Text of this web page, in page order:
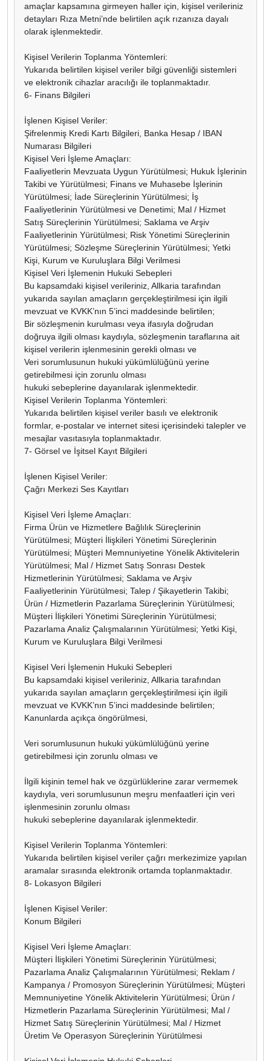
amaçlar kapsamına girmeyen haller için, kişisel verileriniz
detayları Rıza Metni’nde belirtilen açık rızanıza dayalı
olarak işlenmektedir.
Kişisel Verilerin Toplanma Yöntemleri:
Yukarıda belirtilen kişisel veriler bilgi güvenliği sistemleri
ve elektronik cihazlar aracılığı ile toplanmaktadır.
6- Finans Bilgileri
İşlenen Kişisel Veriler:
Şifrelenmiş Kredi Kartı Bilgileri, Banka Hesap / IBAN
Numarası Bilgileri
Kişisel Veri İşleme Amaçları:
Faaliyetlerin Mevzuata Uygun Yürütülmesi; Hukuk İşlerinin
Takibi ve Yürütülmesi; Finans ve Muhasebe İşlerinin
Yürütülmesi; İade Süreçlerinin Yürütülmesi; İş
Faaliyetlerinin Yürütülmesi ve Denetimi; Mal / Hizmet
Satış Süreçlerinin Yürütülmesi; Saklama ve Arşiv
Faaliyetlerinin Yürütülmesi; Risk Yönetimi Süreçlerinin
Yürütülmesi; Sözleşme Süreçlerinin Yürütülmesi; Yetki
Kişi, Kurum ve Kuruluşlara Bilgi Verilmesi
Kişisel Veri İşlemenin Hukuki Sebepleri
Bu kapsamdaki kişisel verileriniz, Allkaria tarafından
yukarıda sayılan amaçların gerçekleştirilmesi için ilgili
mevzuat ve KVKK’nın 5’inci maddesinde belirtilen;
Bir sözleşmenin kurulması veya ifasıyla doğrudan
doğruya ilgili olması kaydıyla, sözleşmenin taraflarına ait
kişisel verilerin işlenmesinin gerekli olması ve
Veri sorumlusunun hukuki yükümlülüğünü yerine
getirebilmesi için zorunlu olması
hukuki sebeplerine dayanılarak işlenmektedir.
Kişisel Verilerin Toplanma Yöntemleri:
Yukarıda belirtilen kişisel veriler basılı ve elektronik
formlar, e-postalar ve internet sitesi içerisindeki talepler ve
mesajlar vasıtasıyla toplanmaktadır.
7- Görsel ve İşitsel Kayıt Bilgileri
İşlenen Kişisel Veriler:
Çağrı Merkezi Ses Kayıtları
Kişisel Veri İşleme Amaçları:
Firma Ürün ve Hizmetlere Bağlılık Süreçlerinin
Yürütülmesi; Müşteri İlişkileri Yönetimi Süreçlerinin
Yürütülmesi; Müşteri Memnuniyetine Yönelik Aktivitelerin
Yürütülmesi; Mal / Hizmet Satış Sonrası Destek
Hizmetlerinin Yürütülmesi; Saklama ve Arşiv
Faaliyetlerinin Yürütülmesi; Talep / Şikayetlerin Takibi;
Ürün / Hizmetlerin Pazarlama Süreçlerinin Yürütülmesi;
Müşteri İlişkileri Yönetimi Süreçlerinin Yürütülmesi;
Pazarlama Analiz Çalışmalarının Yürütülmesi; Yetki Kişi,
Kurum ve Kuruluşlara Bilgi Verilmesi
Kişisel Veri İşlemenin Hukuki Sebepleri
Bu kapsamdaki kişisel verileriniz, Allkaria tarafından
yukarıda sayılan amaçların gerçekleştirilmesi için ilgili
mevzuat ve KVKK’nın 5’inci maddesinde belirtilen;
Kanunlarda açıkça öngörülmesi,
Veri sorumlusunun hukuki yükümlülüğünü yerine
getirebilmesi için zorunlu olması ve
İlgili kişinin temel hak ve özgürlüklerine zarar vermemek
kaydıyla, veri sorumlusunun meşru menfaatleri için veri
işlenmesinin zorunlu olması
hukuki sebeplerine dayanılarak işlenmektedir.
Kişisel Verilerin Toplanma Yöntemleri:
Yukarıda belirtilen kişisel veriler çağrı merkezimize yapılan
aramalar sırasında elektronik ortamda toplanmaktadır.
8- Lokasyon Bilgileri
İşlenen Kişisel Veriler:
Konum Bilgileri
Kişisel Veri İşleme Amaçları:
Müşteri İlişkileri Yönetimi Süreçlerinin Yürütülmesi;
Pazarlama Analiz Çalışmalarının Yürütülmesi; Reklam /
Kampanya / Promosyon Süreçlerinin Yürütülmesi; Müşteri
Memnuniyetine Yönelik Aktivitelerin Yürütülmesi; Ürün /
Hizmetlerin Pazarlama Süreçlerinin Yürütülmesi; Mal /
Hizmet Satış Süreçlerinin Yürütülmesi; Mal / Hizmet
Üretim Ve Operasyon Süreçlerinin Yürütülmesi